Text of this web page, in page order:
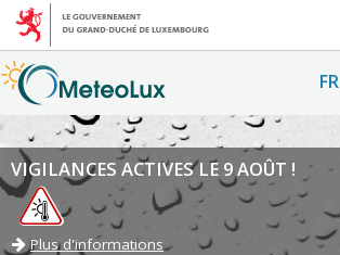
FR
VIGILANCES ACTIVES LE 9 AOÛT !
Plus d'informations